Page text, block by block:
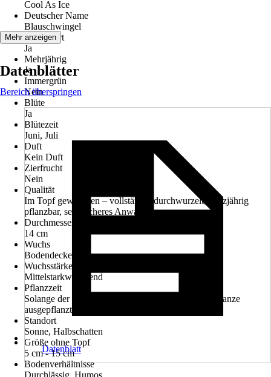
Cool As Ice
Deutscher Name
Blauschwingel
Winterhart
Ja
Mehrjährig
Ja
Immergrün
Nein
Blüte
Ja
Blütezeit
Juni, Juli
Duft
Kein Duft
Zierfrucht
Nein
Qualität
Im Topf gewachsen – vollständig durchwurzelt, ganzjährig
pflanzbar, sehr sicheres Anwachsen
Durchmesser Topfgröße
14 cm
Wuchs
Bodendecker
Wuchsstärke
Mittelstarkwachsend
Pflanzzeit
Solange der Boden nicht gefroren ist, kann diese Pflanze
ausgepflanzt werden
Standort
Sonne, Halbschatten
Größe ohne Topf
5 cm - 15 cm
Bodenverhältnisse
Durchlässig, Humos
Mehr anzeigen
Datenblätter
Bereich überspringen
Datenblatt